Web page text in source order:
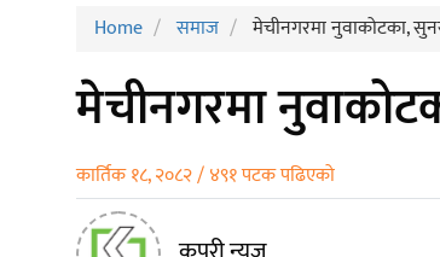
Home समाज मेचीनगरमा नुवाकोटका,
मेचीनगरमा
कार्तिक १८, २०८२ / ४९१ पटक पढिएको